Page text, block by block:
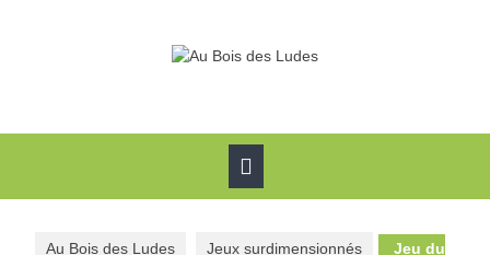
Au Bois des Ludes Jeux surdimensionnés Jeu du